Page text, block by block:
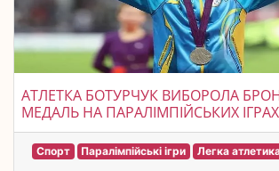
АТЛЕТКА БОТУРЧУК ВИБОРОЛА
МЕДАЛЬ НА ПАРАЛІМПІЙСЬКИХ
Спорт Паралімпійські ігри Легка